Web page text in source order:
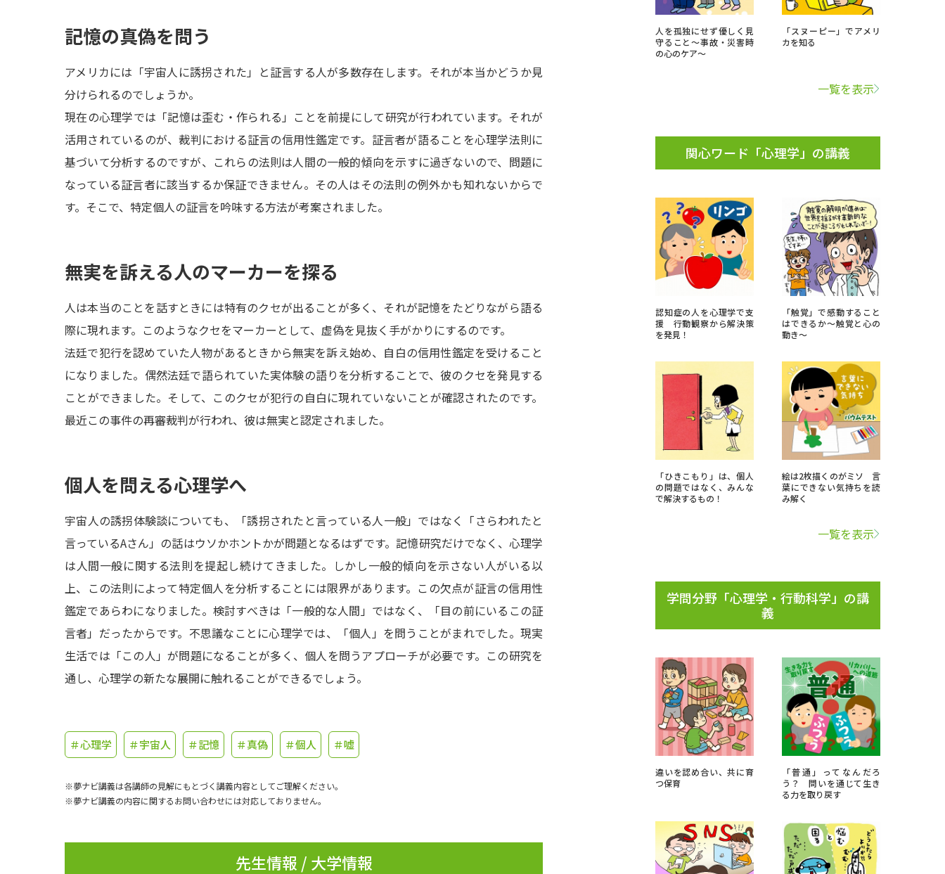
大学検索
大学で学べる内容や特徴を調べる
データサイエンス特集
進路の３択
新学年スタート号特集ページ（高3生用）
新学年スタート号特集ページ（高2生用）
SELFBRAND特集ページ
実施プログラムから探す
受験準備 資料検索
先輩が入学を決めた理由
新生活お役立ちガイド
学問発見
大学で学びたい学問発見
学問のミニ講義「夢ナビ講義」 夢ナビライブ
このサイトについて
受付内容・発送状況の確認 テレメール
お支払いサイト
お問合せ先 テレメール進学カタログ
訂正のご案内
記憶の真偽を問う
アメリカには「宇宙人に誘拐された」と証言する人が多数存在します。それが本当かどうか見
分けられるのでしょうか。
現在の心理学では「記憶は歪む・作られる」ことを前提にして研究が行われています。それが
活用されているのが、裁判における証言の信用性鑑定です。証言者が語ることを心理学法則に
基づいて分析するのですが、これらの法則は人間の一般的傾向を示すに過ぎないので、問題に
なっている証言者に該当するか保証できません。その人はその法則の例外かも知れないからで
す。そこで、特定個人の証言を吟味する方法が考案されました。
無実を訴える人のマーカーを探る
人は本当のことを話すときには特有のクセが出ることが多く、それが記憶をたどりながら語る
際に現れます。このようなクセをマーカーとして、虚偽を見抜く手がかりにするのです。
法廷で犯行を認めていた人物があるときから無実を訴え始め、自白の信用性鑑定を受けること
になりました。偶然法廷で語られていた実体験の語りを分析することで、彼のクセを発見する
ことができました。そして、このクセが犯行の自白に現れていないことが確認されたのです。
最近この事件の再審裁判が行われ、彼は無実と認定されました。
個人を問える心理学へ
宇宙人の誘拐体験談についても、「誘拐されたと言っている人一般」ではなく「さらわれたと
言っているAさん」の話はウソかホントかが問題となるはずです。記憶研究だけでなく、心理学
は人間一般に関する法則を提起し続けてきました。しかし一般的傾向を示さない人がいる以
上、この法則によって特定個人を分析することには限界があります。この欠点が証言の信用性
鑑定であらわになりました。検討すべきは「一般的な人間」ではなく、「目の前にいるこの証
言者」だったからです。不思議なことに心理学では、「個人」を問うことがまれでした。現実
生活では「この人」が問題になることが多く、個人を問うアプローチが必要です。この研究を
通し、心理学の新たな展開に触れることができるでしょう。
＃心理学 ＃宇宙人 ＃記憶 ＃真偽 ＃個人 ＃嘘
※夢ナビ講義は各講師の見解にもとづく講義内容としてご理解ください。
※夢ナビ講義の内容に関するお問い合わせには対応しておりません。
先生情報 / 大学情報
人を孤独にせず優しく見
守ること～事故・災害時
の心のケア～
「スヌーピー」でアメリ
カを知る
一覧を表示
関心ワード「心理学」の講義
認知症の人を心理学で支
援 行動観察から解決策
を発見！
「触覚」で感動すること
はできるか～触覚と心の
動き～
「ひきこもり」は、個人
の問題ではなく、みんな
で解決するもの！
絵は2枚描くのがミソ 言
葉にできない気持ちを読
み解く
一覧を表示
学問分野「心理学・行動科学」の講
義
違いを認め合い、共に育
つ保育
「普通」ってなんだろ
う？ 問いを通じて生き
る力を取り戻す